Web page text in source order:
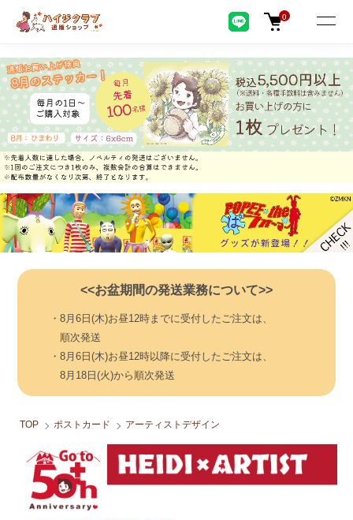
0
<<お盆期間の発送業務について>>
・8月6日(木)お昼12時までに受付したご注文は、
順次発送
・8月6日(木)お昼12時以降に受付したご注文は、
8月18日(火)から順次発送
TOP ポストカード アーティストデザイン